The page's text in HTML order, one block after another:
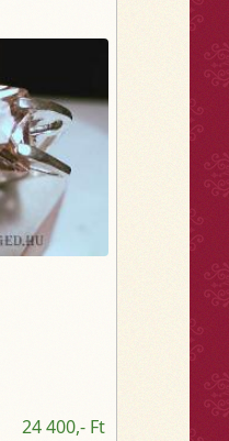
24 400,- Ft